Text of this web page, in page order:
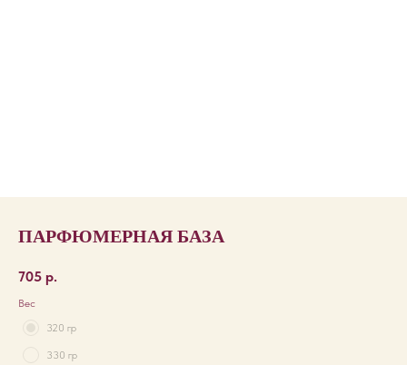
ПАРФЮМЕРНАЯ БАЗА
705 р.
Вес
320 гр
330 гр